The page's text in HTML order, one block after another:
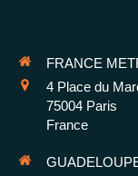
FRANCE
4 Place du
75004 Paris
France